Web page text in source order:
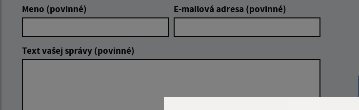
Meno (povinné) E-mailová adresa (povinné)
Text vašej správy (povinné)